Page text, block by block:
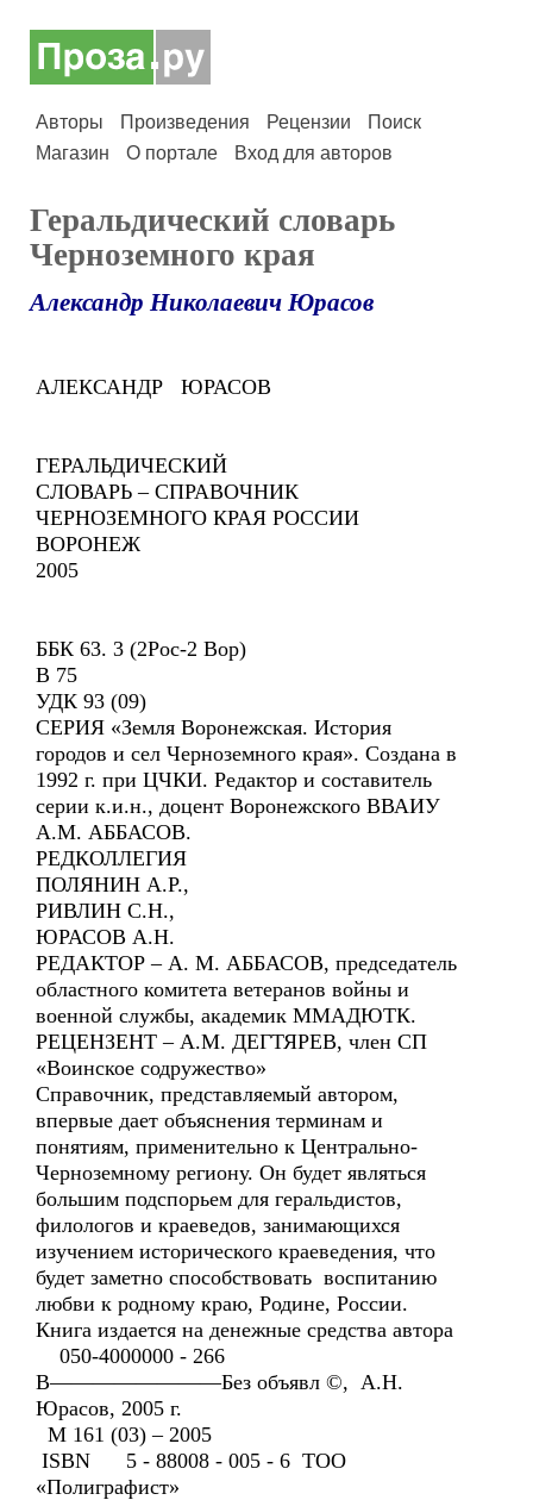
Авторы Произведения Рецензии
Поиск
Магазин
О портале Вход для авторов
Геральдический словарь
Черноземного края
Александр Николаевич Юрасов
АЛЕКСАНДР ЮРАСОВ
ГЕРАЛЬДИЧЕСКИЙ
СЛОВАРЬ – СПРАВОЧНИК
ЧЕРНОЗЕМНОГО КРАЯ РОССИИ
ВОРОНЕЖ
2005
ББК 63. 3 (2Рос-2 Вор)
В 75
УДК 93 (09)
СЕРИЯ «Земля Воронежская. История
городов и сел Черноземного края». Создана в
1992 г. при ЦЧКИ. Редактор и составитель
серии к.и.н., доцент Воронежского ВВАИУ
А.М. АББАСОВ.
РЕДКОЛЛЕГИЯ
ПОЛЯНИН А.Р.,
РИВЛИН С.Н.,
ЮРАСОВ А.Н.
РЕДАКТОР – А. М. АББАСОВ, председатель
областного комитета ветеранов войны и
военной службы, академик ММАДЮТК.
РЕЦЕНЗЕНТ – А.М. ДЕГТЯРЕВ, член СП
«Воинское содружество»
Справочник, представляемый автором,
впервые дает объяснения терминам и
понятиям, применительно к Центрально-
Черноземному региону. Он будет являться
большим подспорьем для геральдистов,
филологов и краеведов, занимающихся
изучением исторического краеведения, что
будет заметно способствовать воспитанию
любви к родному краю, Родине, России.
Книга издается на денежные средства автора
050-4000000 - 266
В————————Без объявл ©, А.Н.
Юрасов, 2005 г.
М 161 (03) – 2005
ISBN 5 - 88008 - 005 - 6 ТОО
«Полиграфист»